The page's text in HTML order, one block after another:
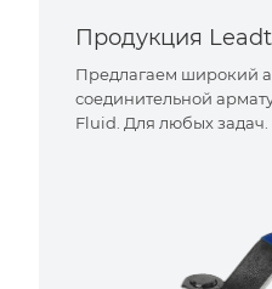
Продукция
Предлагаем широкий
соединительной
Fluid. Для любых задач.